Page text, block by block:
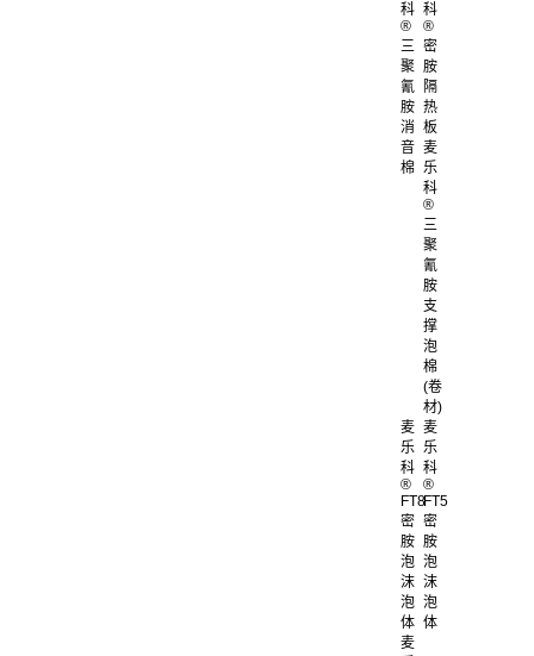
科
®
三
聚
氰
胺
消
音
棉
科
®
密
胺
隔
热
板
麦
乐
科
®
三
聚
氰
胺
支
撑
泡
棉
(卷
材)
麦
乐
科
®
FT8
密
胺
泡
沫
泡
体
麦
乐
科
®
FT5
密
胺
泡
沫
泡
体
麦